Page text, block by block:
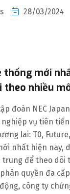
28/03/2024
mới
theo nhiều
đoàn NEC
vụ tiên
lai: T0,
nhất hiện
trung để theo
quyền đa
công ty